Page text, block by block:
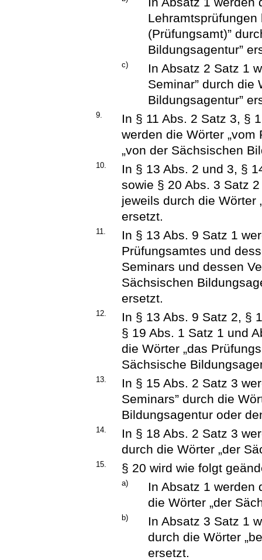
(Prüfungsamt)”
Bildungsagentur”
c)
In Absatz 2 Satz 1
Seminar” durch die
Bildungsagentur”
9.
In § 11 Abs. 2 Satz 3, §
werden die Wörter
„von der Sächsischen
10.
In § 13 Abs. 2 und 3, §
sowie § 20 Abs. 3 Satz
jeweils durch die Wörter
ersetzt.
11.
In § 13 Abs. 9 Satz 1
Prüfungsamtes und
Seminars und dessen
Sächsischen
ersetzt.
12.
In § 13 Abs. 9 Satz 2, §
§ 19 Abs. 1 Satz 1 und
die Wörter „das
Sächsische
13.
In § 15 Abs. 2 Satz 3
Seminars” durch die
Bildungsagentur oder
14.
In § 18 Abs. 2 Satz 3
durch die Wörter „der
15. § 20 wird wie folgt
a)
In Absatz 1 werden
die Wörter „der
b)
In Absatz 3 Satz 1
durch die Wörter
ersetzt.